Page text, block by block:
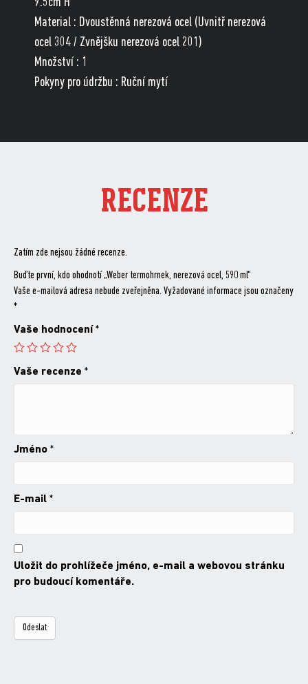
Material : Dvoustěnná nerezová ocel (Uvnitř nerezová
ocel 304 / Zvnějšku nerezová ocel 201)
Množství : 1
Pokyny pro údržbu : Ruční mytí
RECENZE
Zatím zde nejsou žádné recenze.
Buďte první, kdo ohodnotí „Weber termohrnek, nerezová ocel, 590 ml“
Vaše e-mailová adresa nebude zveřejněna. Vyžadované informace jsou označeny
*
Vaše hodnocení *
Vaše recenze *
Jméno *
E-mail *
Uložit do prohlížeče jméno, e-mail a webovou stránku
pro budoucí komentáře.